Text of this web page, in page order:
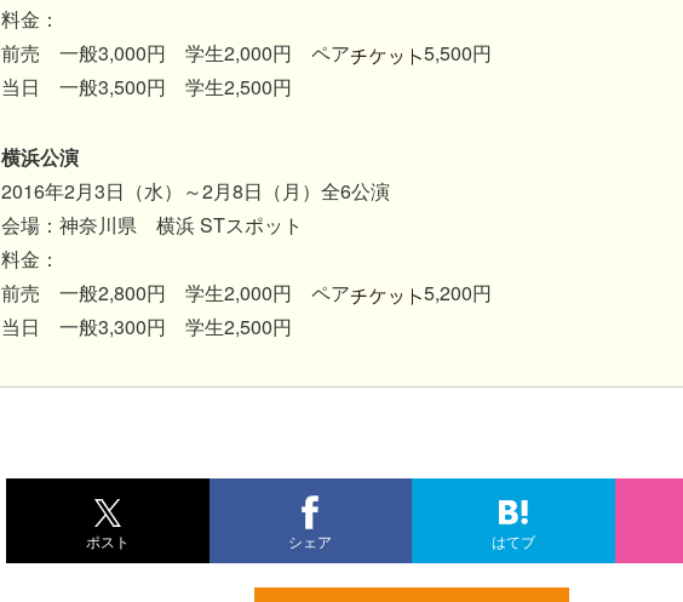
料金：
前売 一般3,000円 学生2,000円 ペア
5,500円
当日 一般3,500円 学生2,500円
横浜公演
2016年2月3日（水）～2月8日（月）全6公演
会場：神奈川県 横浜 STスポット
料金：
前売 一般2,800円 学生2,000円 ペア
5,200円
当日 一般3,300円 学生2,500円
ポスト シェア はてブ